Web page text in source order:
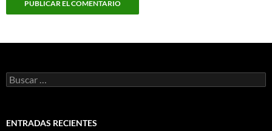
Buscar:
ENTRADAS RECIENTES